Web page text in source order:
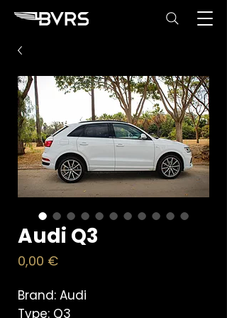
Audi Q3
0,00 €Price
Brand: Audi
Type: Q3